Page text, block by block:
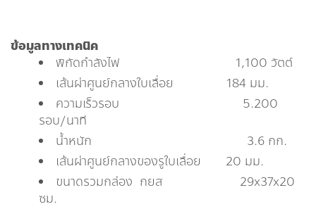
ข้อมูลทางเทคนิค
พิกัดกำลังไฟ 1,100 วัตต์
เส้นผ่าศูนย์กลางใบเลื่อย 184 มม.
ความเร็วรอบ 5.200
รอบ/นาที
น้ำหนัก 3.6 กก.
เส้นผ่าศูนย์กลางของรูใบเลื่อย 20 มม.
ขนาดรวมกล่อง กยส 29x37x20
ซม.